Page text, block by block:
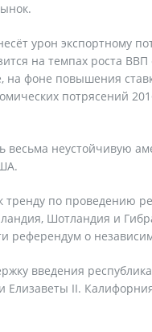
урон экспортному
на темпах роста ВВП
на фоне повышения
потрясений
весьма неустойчивую
по проведению
Шотландия и
референдум о
введения
II.